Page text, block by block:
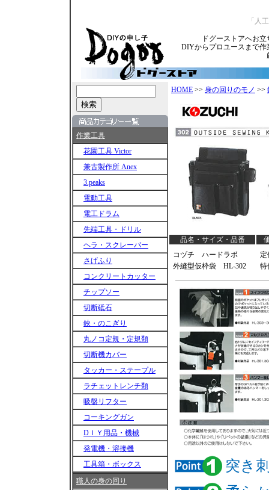
「人
ドグーストアへお
DIYからプロユースまで作
作業工具
花園工具 Victor
兼古製作所 Anex
3.peaks
電動工具
電工ドラム
先端工具・ドリル
ヘラ・スクレーパー
さげふり
コンクリートカッター
チップソー
切断砥石
鋏・のこぎり
丸ノコ定規・定規類
切断機カバー
タッカー・ステープル
ラチェットレンチ類
吸盤リフター
コーキングガン
DＩＹ用品・機械
発電機・溶接機
工具箱・ボックス
職人の身の回り
HOME >> 身の回りのモノ >>
品名・サイズ・品番
コヅチ ハードラボ
外縫型仮枠袋 HL-302
定
特
突き